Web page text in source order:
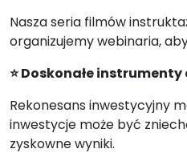
Nasza seria filmów
organizujemy webinaria,
⭐ Doskonałe
Rekonesans inwestycyjny
inwestycje może być
zyskowne wyniki.